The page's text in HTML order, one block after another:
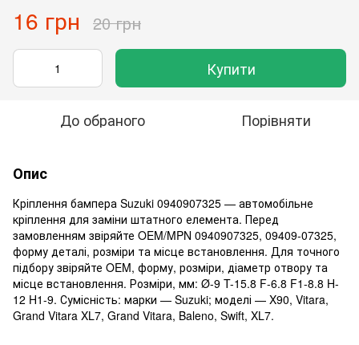
16 грн 20 грн
Купити
До обраного Порівняти
Опис
Кріплення бампера Suzuki 0940907325 — автомобільне
кріплення для заміни штатного елемента. Перед
замовленням звіряйте OEM/MPN 0940907325, 09409-07325,
форму деталі, розміри та місце встановлення. Для точного
підбору звіряйте OEM, форму, розміри, діаметр отвору та
місце встановлення. Розміри, мм: Ø-9 T-15.8 F-6.8 F1-8.8 H-
12 H1-9. Сумісність: марки — Suzuki; моделі — X90, Vitara,
Grand Vitara XL7, Grand Vitara, Baleno, Swift, XL7.